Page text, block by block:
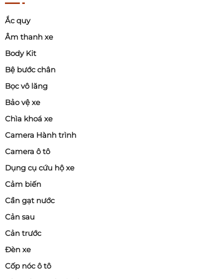
Ắc quy
Âm thanh xe
Body Kit
Bệ bước chân
Bọc vô lăng
Bảo vệ xe
Chìa khoá xe
Camera Hành trình
Camera ô tô
Dụng cụ cứu hộ xe
Cảm biến
Cần gạt nước
Cản sau
Cản trước
Đèn xe
Cốp nóc ô tô